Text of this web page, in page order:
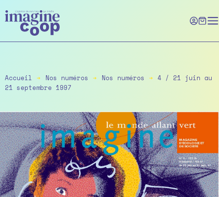
to
the
content
Accueil ➔ Nos numéros ➔ Nos numéros ➔ 4 / 21 juin au
21 septembre 1997